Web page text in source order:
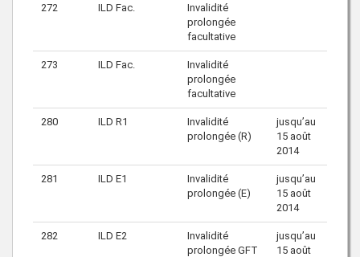
272 ILD Fac.
Invalidité
prolongée
facultative
273 ILD Fac.
Invalidité
prolongée
facultative
280 ILD R1
Invalidité
prolongée (R)
jusqu’au
15 août
2014
281 ILD E1
Invalidité
prolongée (E)
jusqu’au
15 août
2014
282 ILD E2
Invalidité
prolongée GFT
jusqu’au
15 août